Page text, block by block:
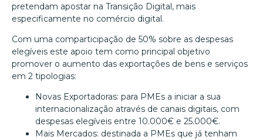
pretendam apostar na Transição Digital, mais
especificamente no comércio digital.
Com uma comparticipação de 50% sobre as despesas
elegíveis este apoio tem como principal objetivo
promover o aumento das exportações de bens e serviços
em 2 tipologias:
Novas Exportadoras: para PMEs a iniciar a sua
internacionalização através de canais digitais, com
despesas elegíveis entre 10.000€ e 25.000€.
Mais Mercados: destinada a PMEs que já tenham